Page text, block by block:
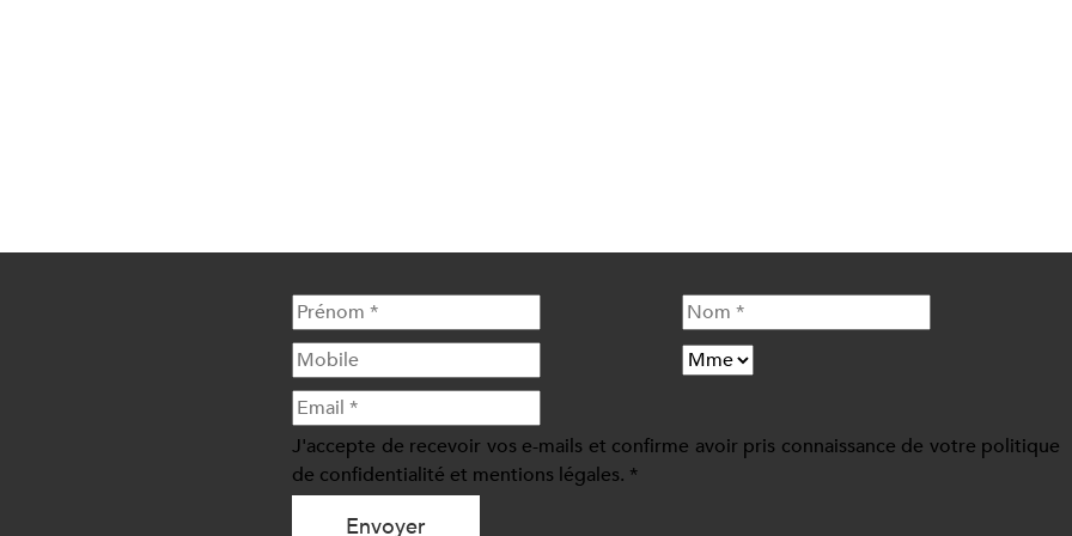
J'accepte de recevoir vos e-mails et confirme avoir pris connaissance de votre politique
de confidentialité et mentions légales. *
Envoyer